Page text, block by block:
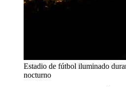
Estadio de fútbol iluminado
nocturno